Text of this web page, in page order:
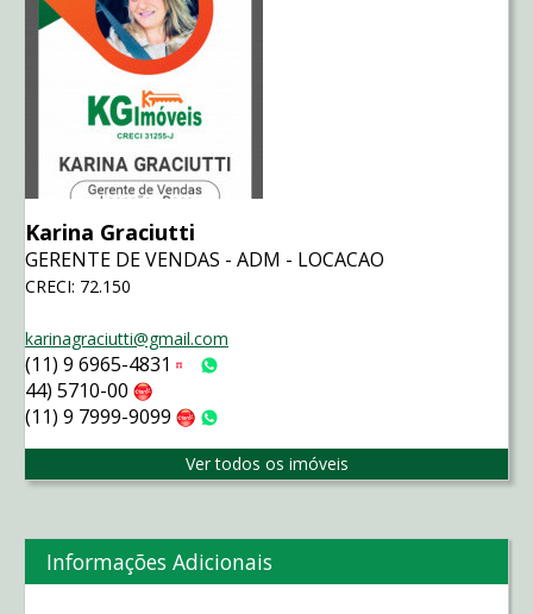
Karina Graciutti
GERENTE DE VENDAS - ADM - LOCACAO
CRECI: 72.150
karinagraciutti@gmail.com
(11) 9 6965-4831 Tim
44) 5710-00
(11) 9 7999-9099 Claro
Ver todos os imóveis
Informações Adicionais